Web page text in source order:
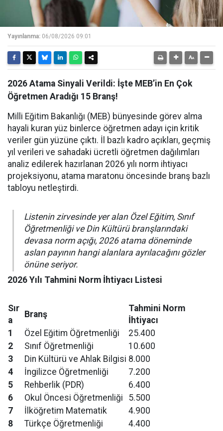
Yayınlanma: 06/08/2026 09:01
2026 Atama Sinyali Verildi: İşte MEB’in En Çok
Öğretmen Aradığı 15 Branş!
Milli Eğitim Bakanlığı (MEB) bünyesinde görev alma
hayali kuran yüz binlerce öğretmen adayı için kritik
veriler gün yüzüne çıktı. İl bazlı kadro açıkları, geçmiş
yıl verileri ve sahadaki ücretli öğretmen dağılımları
analiz edilerek hazırlanan 2026 yılı norm ihtiyacı
projeksiyonu, atama maratonu öncesinde branş bazlı
tabloyu netleştirdi.
Listenin zirvesinde yer alan Özel Eğitim, Sınıf
Öğretmenliği ve Din Kültürü branşlarındaki
devasa norm açığı, 2026 atama döneminde
aslan payının hangi alanlara ayrılacağını gözler
önüne seriyor.
2026 Yılı Tahmini Norm İhtiyacı Listesi
Sır
a
Branş
Tahmini Norm
İhtiyacı
1
Özel Eğitim Öğretmenliği
25.400
2
Sınıf Öğretmenliği
10.600
3
Din Kültürü ve Ahlak Bilgisi 8.000
4
İngilizce Öğretmenliği
7.200
5
Rehberlik (PDR)
6.400
6
Okul Öncesi Öğretmenliği
5.500
7
İlköğretim Matematik
4.900
8
Türkçe Öğretmenliği
4.400